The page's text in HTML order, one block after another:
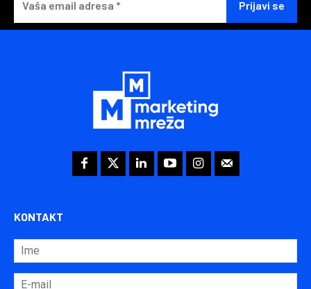
KONTAKT